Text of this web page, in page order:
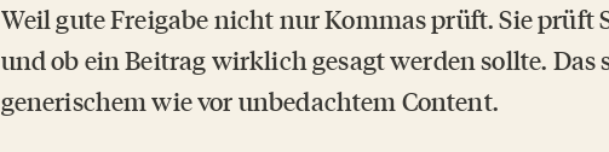
Weil gute Freigabe nicht nur Kommas prüft. Sie prüft
und ob ein Beitrag wirklich gesagt werden sollte.
generischem wie vor unbedachtem Content.